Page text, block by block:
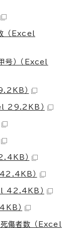
（Excel
） （Excel
）
29.2KB）
）
）
42.4KB）
）
傷者数 （Excel